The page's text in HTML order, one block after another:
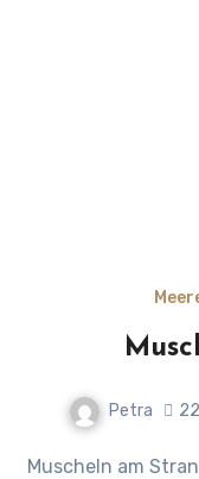
Petra
Muscheln am Strand entdecken – kleine Schätze und